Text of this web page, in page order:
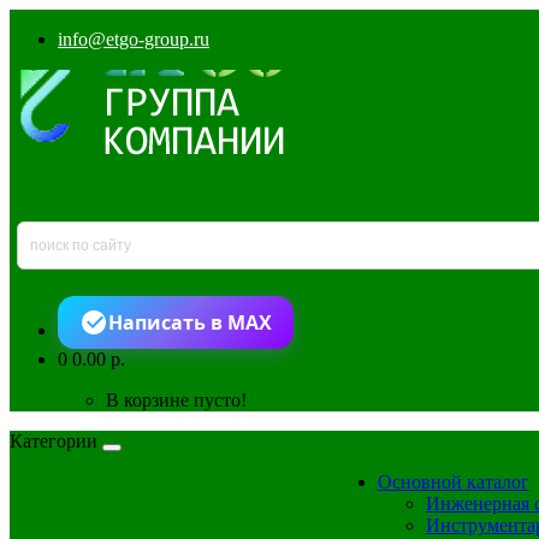
info@etgo-group.ru
Написать в MAX
00.00 р.
В корзине пусто!
Категории
Основной каталог
Инженерная